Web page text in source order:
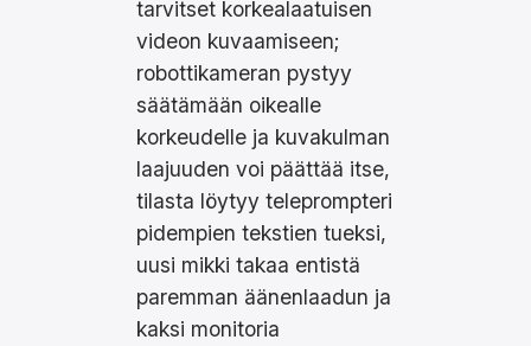
tarvitset korkealaatuisen
videon kuvaamiseen;
robottikameran pystyy
säätämään oikealle
korkeudelle ja kuvakulman
laajuuden voi päättää itse,
tilasta löytyy teleprompteri
pidempien tekstien tueksi,
uusi mikki takaa entistä
paremman äänenlaadun ja
kaksi monitoria